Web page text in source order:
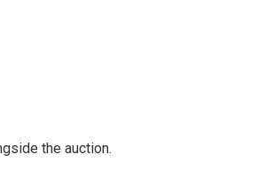
the auction.